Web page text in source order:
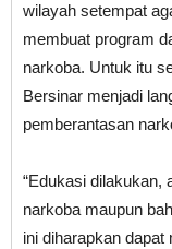
wilayah setempat
membuat program
narkoba. Untuk itu
Bersinar menjadi
pemberantasan
“Edukasi dilakukan,
narkoba maupun
ini diharapkan